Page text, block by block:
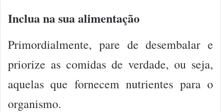
Inclua na sua alimentação
Primordialmente, pare de desembalar e
priorize as comidas de verdade, ou seja,
aquelas que fornecem nutrientes para o
organismo.